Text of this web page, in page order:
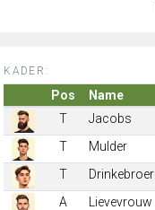
KADER:
Pos Name
T
Jacobs
T
Mulder
T
Drinkebroer
A
Lievevrouw